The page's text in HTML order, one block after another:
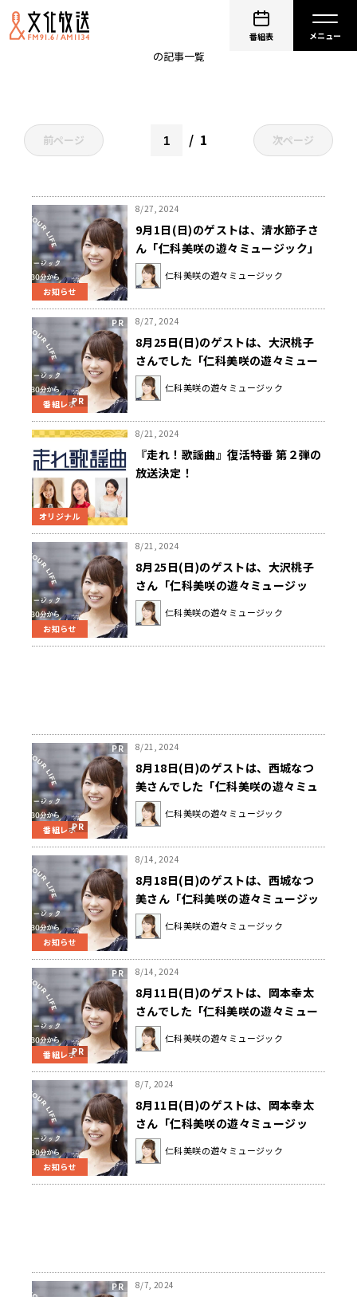
番組表
の記事一覧
前ページ 1 次ページ
お知らせ
8/27, 2024
9月1日(日)のゲストは、清水節子さ
ん「仁科美咲の遊々ミュージック」
仁科美咲の遊々ミュージック
番組レポ
8/27, 2024
8月25日(日)のゲストは、大沢桃子
さんでした「仁科美咲の遊々ミュー
ジック」
仁科美咲の遊々ミュージック
オリジナル
8/21, 2024
『走れ！歌謡曲』復活特番 第２弾の
放送決定！
お知らせ
8/21, 2024
8月25日(日)のゲストは、大沢桃子
さん「仁科美咲の遊々ミュージッ
ク」
仁科美咲の遊々ミュージック
番組レポ
8/21, 2024
8月18日(日)のゲストは、西城なつ
美さんでした「仁科美咲の遊々ミュ
ージック」
仁科美咲の遊々ミュージック
お知らせ
8/14, 2024
8月18日(日)のゲストは、西城なつ
美さん「仁科美咲の遊々ミュージッ
ク」
仁科美咲の遊々ミュージック
番組レポ
8/14, 2024
8月11日(日)のゲストは、岡本幸太
さんでした「仁科美咲の遊々ミュー
ジック」
仁科美咲の遊々ミュージック
お知らせ
8/7, 2024
8月11日(日)のゲストは、岡本幸太
さん「仁科美咲の遊々ミュージッ
ク」
仁科美咲の遊々ミュージック
8/7, 2024